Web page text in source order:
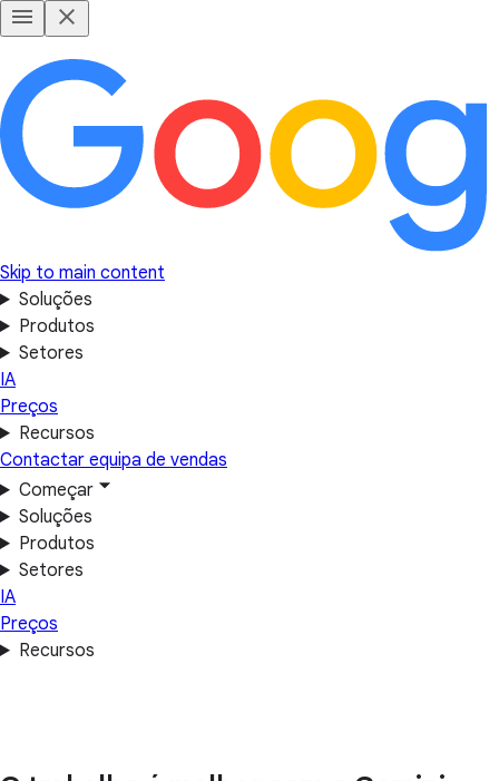
Skip to main content
Soluções
Produtos
Setores
IA
Preços
Recursos
Contactar equipa de vendas
Começar
Soluções
Produtos
Setores
IA
Preços
Recursos